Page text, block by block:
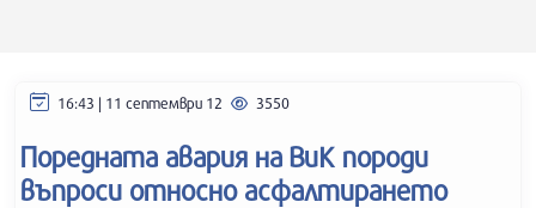
16:43 | 11 септември 12 3550
Поредната авария на ВиК породи
въпроси относно асфалтирането